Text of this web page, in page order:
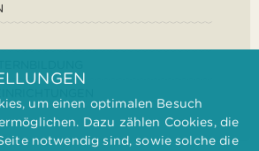
um einen optimalen Besuch
Dazu zählen Cookies, die
notwendig sind, sowie solche die